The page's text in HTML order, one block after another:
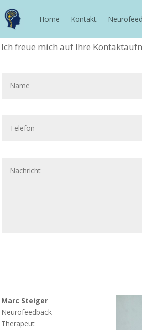
Home Kontakt
Ich freue mich auf Ihre
Marc Steiger
Neurofeedback-
Therapeut